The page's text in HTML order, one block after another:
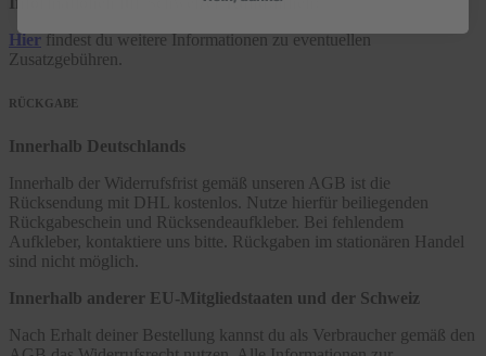
Hierfindest du weitere Informationen zu eventuellen
Zusatzgebühren.
RÜCKGABE
Innerhalb Deutschlands
Innerhalb der Widerrufsfrist gemäß unseren AGB ist die
Rücksendung mit DHL kostenlos. Nutze hierfür beiliegenden
Rückgabeschein und Rücksendeaufkleber. Bei fehlendem
Aufkleber, kontaktiere uns bitte. Rückgaben im stationären Handel
sind nicht möglich.
Innerhalb anderer EU-Mitgliedstaaten und der Schweiz
Nach Erhalt deiner Bestellung kannst du als Verbraucher gemäß den